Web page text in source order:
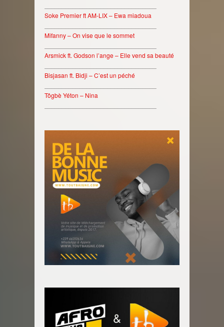
Soke Premier ft AM-LIX – Ewa miadoua
Mifanny – On vise que le sommet
Arsmick ft. Godson l’ange – Elle vend sa beauté
Bisjasan ft. Bidji – C’est un péché
Tôgbè Yéton – Nina